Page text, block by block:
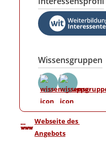
Wissensgruppen
Webseite des
Angebots